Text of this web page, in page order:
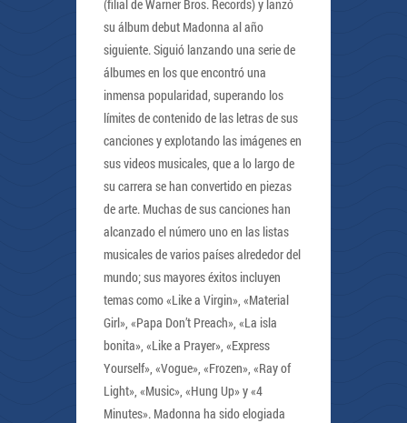
(filial de Warner Bros. Records) y lanzó
su álbum debut Madonna al año
siguiente. Siguió lanzando una serie de
álbumes en los que encontró una
inmensa popularidad, superando los
límites de contenido de las letras de sus
canciones y explotando las imágenes en
sus videos musicales, que a lo largo de
su carrera se han convertido en piezas
de arte. Muchas de sus canciones han
alcanzado el número uno en las listas
musicales de varios países alrededor del
mundo; sus mayores éxitos incluyen
temas como «Like a Virgin», «Material
Girl», «Papa Don’t Preach», «La isla
bonita», «Like a Prayer», «Express
Yourself», «Vogue», «Frozen», «Ray of
Light», «Music», «Hung Up» y «4
Minutes». Madonna ha sido elogiada